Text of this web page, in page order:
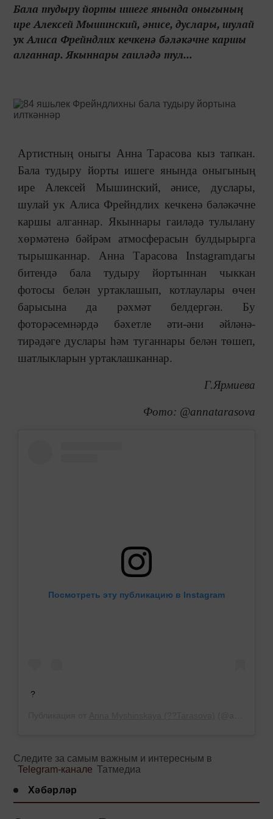
Бала тудыру йорты ишеге янында оныгының
ире Алексей Мышинский, әнисе, дуслары, шулай
ук Алиса Фрейндлих кечкенә бәләкәчне каршы
алганнар. Якыннары гаиләдә тул...
Артистның оныгы Анна Тарасова кыз тапкан.
Бала тудыру йорты ишеге янында оныгының
ире Алексей Мышинский, әнисе, дуслары,
шулай ук Алиса Фрейндлих кечкенә бәләкәчне
каршы алганнар. Якыннары гаиләдә тулылану
хөрмәтенә бәйрәм атмосферасын булдырырга
тырышканнар. Анна Тарасова Instagramдагы
битендә бала тудыру йортыннан чыккан
фотосы белән уртаклашып, котлаулары өчен
барысына да рәхмәт белдергән. Бу
фоторәсемнәрдә бәхетле әти-әни әйләнә-
тирәдәге дуслары һәм туганнары белән төшеп,
шатлыкларын уртаклашканнар.
Г.Ярмиева
Фото: @annatarasova
Посмотреть эту публикацию в Instagram
?
Следите за самым важным и интересным в
Telegram-канале Татмедиа
Хәбәрләр